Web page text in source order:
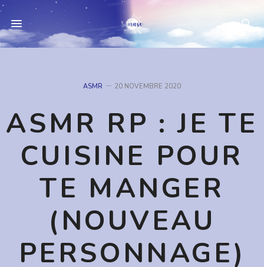
ASMR 20 NOVEMBRE 2020
ASMR RP : JE TE
CUISINE POUR
TE MANGER
(NOUVEAU
PERSONNAGE)